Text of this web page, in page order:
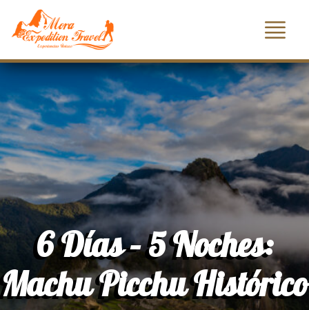
6 Días – 5 Noches:
Machu Picchu Histórico